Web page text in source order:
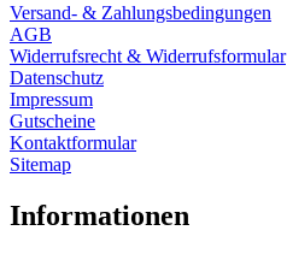
Versand- & Zahlungsbedingungen
AGB
Widerrufsrecht & Widerrufsformular
Datenschutz
Impressum
Gutscheine
Kontaktformular
Sitemap
Informationen